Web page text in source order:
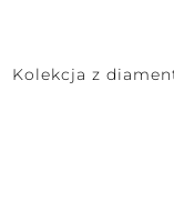
Kolekcja z